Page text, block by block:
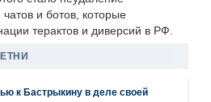
и ботов, которые
терактов и диверсий в РФ.
к Бастрыкину в деле своей